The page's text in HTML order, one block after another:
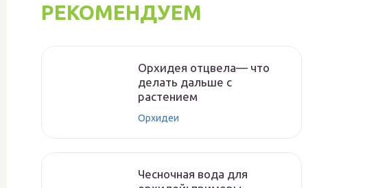
РЕКОМЕНДУЕМ
Орхидея отцвела— что
делать дальше с
растением
Орхидеи
Чесночная вода для